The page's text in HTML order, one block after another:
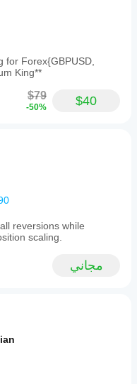
for Forex{GBPUSD,
King**
$79
-50% $40
reversions while
scaling.
مجاني